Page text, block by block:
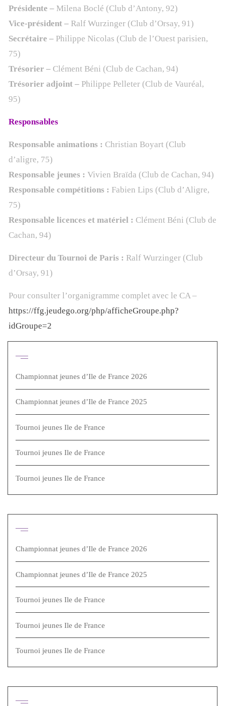
Présidente – Milena Boclé (Club d’Antony, 92)
Vice-président – Ralf Wurzinger (Club d’Orsay, 91)
Secrétaire – Philippe Nicolas (Club de l’Ouest parisien,
75)
Trésorier – Clément Béni (Club de Cachan, 94)
Trésorier adjoint – Philippe Pelleter (Club de Vauréal,
95)
Responsables
Responsable animations : Christian Boyart (Club
d’aligre, 75)
Responsable jeunes : Vivien Braïda (Club de Cachan, 94)
Responsable compétitions : Fabien Lips (Club d’Aligre,
75)
Responsable licences et matériel : Clément Béni (Club de
Cachan, 94)
Directeur du Tournoi de Paris : Ralf Wurzinger (Club
d’Orsay, 91)
Pour consulter l’organigramme complet avec le CA –
https://ffg.jeudego.org/php/afficheGroupe.php?
idGroupe=2
Championnat jeunes d’Ile de France 2026
Championnat jeunes d’Ile de France 2025
Tournoi jeunes Ile de France
Tournoi jeunes Ile de France
Tournoi jeunes Ile de France
Championnat jeunes d’Ile de France 2026
Championnat jeunes d’Ile de France 2025
Tournoi jeunes Ile de France
Tournoi jeunes Ile de France
Tournoi jeunes Ile de France